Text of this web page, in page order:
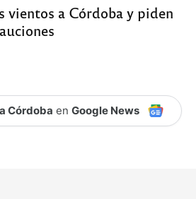
vientos a Córdoba y piden
Córdoba en Google News